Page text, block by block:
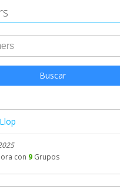
Buscar
con 9 Grupos